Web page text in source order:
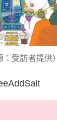
：受訪者提供）